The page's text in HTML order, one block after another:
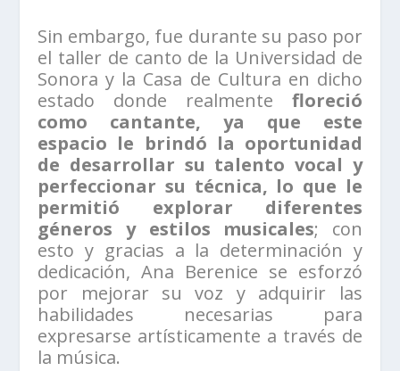
Sin embargo, fue durante su paso por
el taller de canto de la Universidad de
Sonora y la Casa de Cultura en dicho
estado donde realmente floreció
como cantante, ya que este
espacio le brindó la oportunidad
de desarrollar su talento vocal y
perfeccionar su técnica, lo que le
permitió explorar diferentes
géneros y estilos musicales; con
esto y gracias a la determinación y
dedicación, Ana Berenice se esforzó
por mejorar su voz y adquirir las
habilidades necesarias para
expresarse artísticamente a través de
la música.